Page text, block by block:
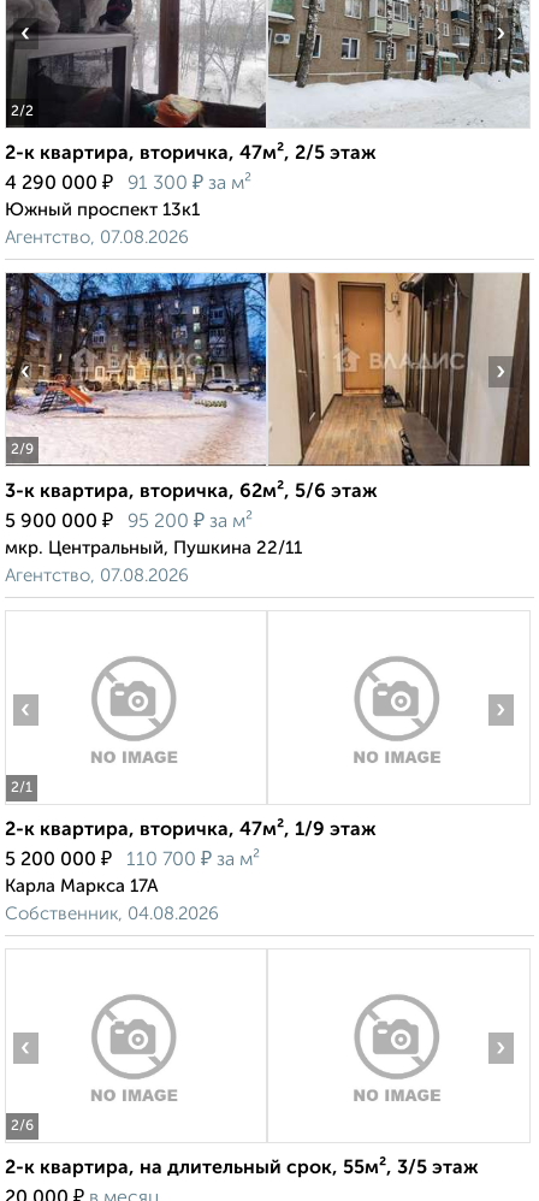
2/2
‹ ›
2-к квартира, вторичка, 47м², 2/5 этаж
4 290 000 ₽ 91 300 ₽ за м²
Южный проспект 13к1
Агентство, 07.08.2026
2/9
‹ ›
3-к квартира, вторичка, 62м², 5/6 этаж
5 900 000 ₽ 95 200 ₽ за м²
мкр. Центральный, Пушкина 22/11
Агентство, 07.08.2026
2/1
‹ ›
2-к квартира, вторичка, 47м², 1/9 этаж
5 200 000 ₽ 110 700 ₽ за м²
Карла Маркса 17А
Собственник, 04.08.2026
2/6
‹ ›
2-к квартира, на длительный срок, 55м², 3/5 этаж